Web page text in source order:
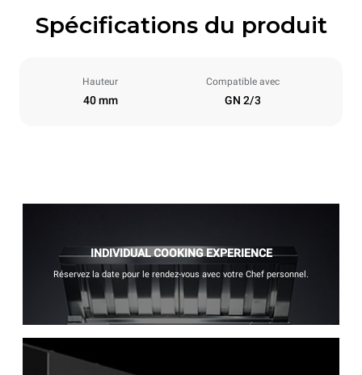
Spécifications du produit
Hauteur
40 mm
Compatible avec
GN 2/3
INDIVIDUAL COOKING EXPERIENCE
Réservez la date pour le rendez-vous avec votre Chef personnel.